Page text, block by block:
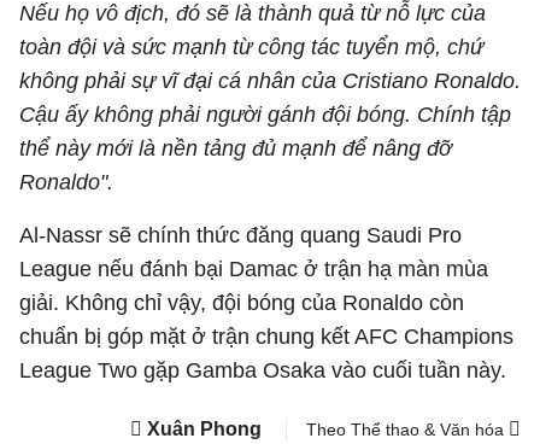
Nếu họ vô địch, đó sẽ là thành quả từ nỗ lực của
toàn đội và sức mạnh từ công tác tuyển mộ, chứ
không phải sự vĩ đại cá nhân của Cristiano Ronaldo.
Cậu ấy không phải người gánh đội bóng. Chính tập
thể này mới là nền tảng đủ mạnh để nâng đỡ
Ronaldo".
Al-Nassr sẽ chính thức đăng quang Saudi Pro
League nếu đánh bại Damac ở trận hạ màn mùa
giải. Không chỉ vậy, đội bóng của Ronaldo còn
chuẩn bị góp mặt ở trận chung kết AFC Champions
League Two gặp Gamba Osaka vào cuối tuần này.
Xuân Phong Theo Thể thao & Văn hóa